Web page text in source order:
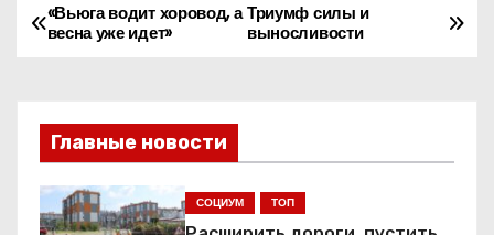
Н
в
и
г
Триумф силы и
выносливости
«Вьюга водит хоровод, а
весна уже идет»
Главные новости
СОЦИУМ ТОП